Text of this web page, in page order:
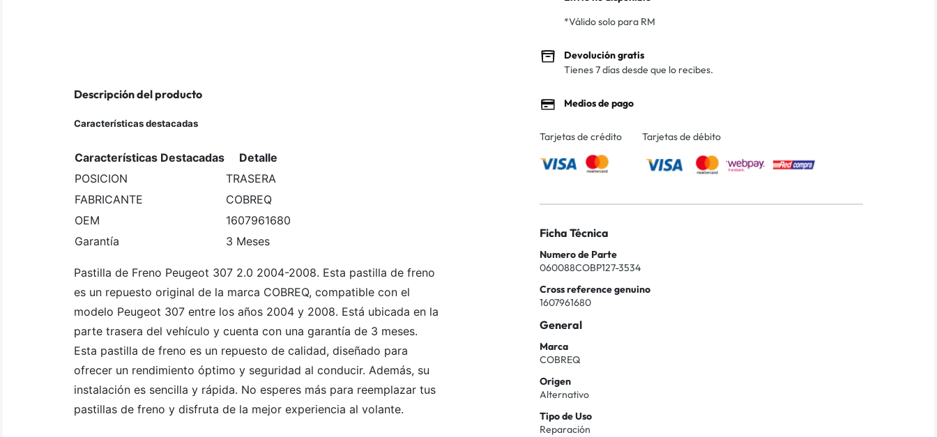
Descripción del producto
Características destacadas
Características Destacadas
Detalle
POSICION
TRASERA
FABRICANTE
COBREQ
OEM
1607961680
Garantía
3 Meses
Pastilla de Freno Peugeot 307 2.0 2004-2008. Esta pastilla de freno
es un repuesto original de la marca COBREQ, compatible con el
modelo Peugeot 307 entre los años 2004 y 2008. Está ubicada en la
parte trasera del vehículo y cuenta con una garantía de 3 meses.
Esta pastilla de freno es un repuesto de calidad, diseñado para
ofrecer un rendimiento óptimo y seguridad al conducir. Además, su
instalación es sencilla y rápida. No esperes más para reemplazar tus
pastillas de freno y disfruta de la mejor experiencia al volante.
*Válido solo para RM
Devolución gratis
Tienes 7 días desde que lo recibes.
Medios de pago
Tarjetas de crédito Tarjetas de débito
Ficha Técnica
Numero de Parte
060088COBP127-3534
Cross reference genuino
1607961680
General
Marca
COBREQ
Origen
Alternativo
Tipo de Uso
Reparación